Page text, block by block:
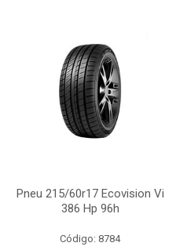
Pneu 215/60r17 Ecovision Vi
386 Hp 96h
Código: 8784